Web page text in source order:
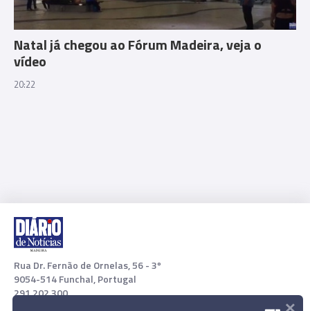
Natal já chegou ao Fórum Madeira, veja o
vídeo
20:22
Rua Dr. Fernão de Ornelas, 56 - 3º
9054-514 Funchal, Portugal
291 202 300